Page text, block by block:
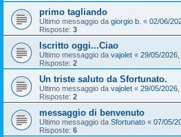
primo tagliando
Ultimo messaggio da giorgio b. « 02/06/
Risposte: 3
Iscritto oggi...Ciao
Ultimo messaggio da vajolet « 29/05/
Risposte: 2
Un triste saluto da Sfortunato.
Ultimo messaggio da vajolet « 29/05/
Risposte: 2
messaggio di benvenuto
Ultimo messaggio da Sfortunato « 07/05/
Risposte: 6